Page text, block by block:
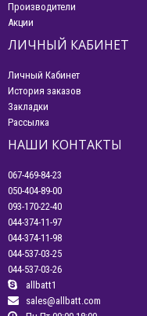
Производители
Акции
ЛИЧНЫЙ КАБИНЕТ
Личный Кабинет
История заказов
Закладки
Рассылка
НАШИ КОНТАКТЫ
067-469-84-23
050-404-89-00
093-170-22-40
044-374-11-97
044-374-11-98
044-537-03-25
044-537-03-26
allbatt1
sales@allbatt.com